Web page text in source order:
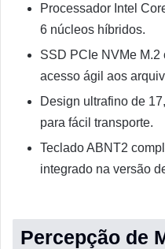
Processador Intel
6 núcleos híbridos.
SSD PCIe NVMe
acesso ágil aos
Design ultrafino de
para fácil transporte.
Teclado ABNT2
integrado na versão
Percepção de